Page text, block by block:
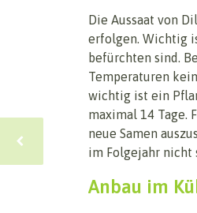
Die Aussaat von
erfolgen. Wichtig
befürchten sind.
Temperaturen
wichtig ist ein
maximal 14 Tage.
neue Samen
im Folgejahr nicht
Anbau im